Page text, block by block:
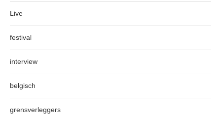
Live
festival
interview
belgisch
grensverleggers